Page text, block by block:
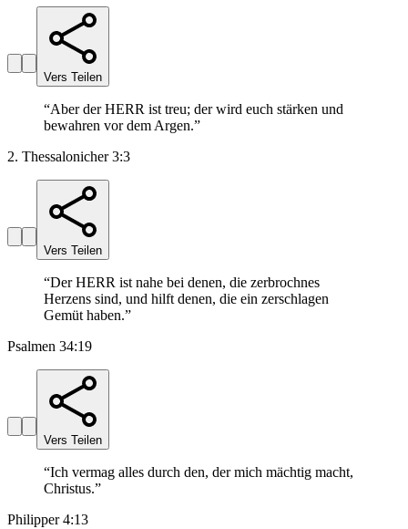
Vers Teilen
“Aber der HERR ist treu; der wird euch stärken und
bewahren vor dem Argen.”
2. Thessalonicher 3:3
Vers Teilen
“Der HERR ist nahe bei denen, die zerbrochnes
Herzens sind, und hilft denen, die ein zerschlagen
Gemüt haben.”
Psalmen 34:19
Vers Teilen
“Ich vermag alles durch den, der mich mächtig macht,
Christus.”
Philipper 4:13